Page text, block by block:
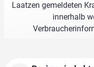
Laatzen gemeldeten
innerhalb